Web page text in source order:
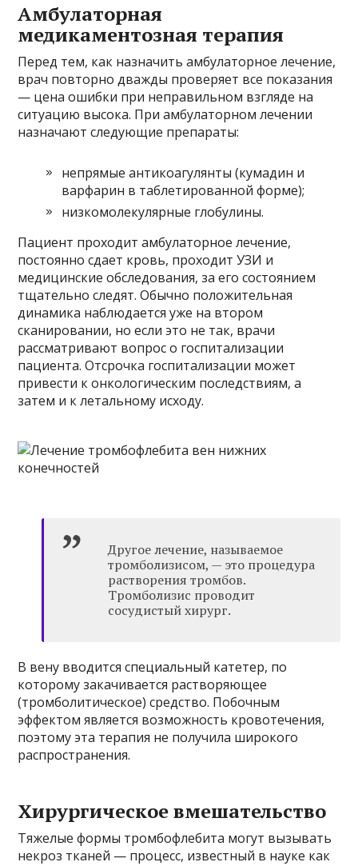
Амбулаторная
медикаментозная терапия
Перед тем, как назначить амбулаторное лечение,
врач повторно дважды проверяет все показания
— цена ошибки при неправильном взгляде на
ситуацию высока. При амбулаторном лечении
назначают следующие препараты:
непрямые антикоагулянты (кумадин и
варфарин в таблетированной форме);
низкомолекулярные глобулины.
Пациент проходит амбулаторное лечение,
постоянно сдает кровь, проходит УЗИ и
медицинские обследования, за его состоянием
тщательно следят. Обычно положительная
динамика наблюдается уже на втором
сканировании, но если это не так, врачи
рассматривают вопрос о госпитализации
пациента. Отсрочка госпитализации может
привести к онкологическим последствиям, а
затем и к летальному исходу.
Другое лечение, называемое
тромболизисом, — это процедура
растворения тромбов.
Тромболизис проводит
сосудистый хирург.
В вену вводится специальный катетер, по
которому закачивается растворяющее
(тромболитическое) средство. Побочным
эффектом является возможность кровотечения,
поэтому эта терапия не получила широкого
распространения.
Хирургическое вмешательство
Тяжелые формы тромбофлебита могут вызывать
некроз тканей — процесс, известный в науке как